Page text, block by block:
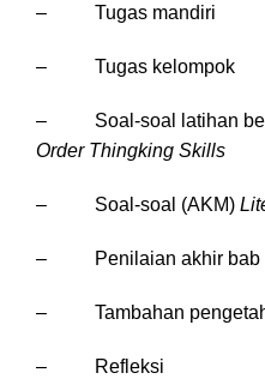
– Tugas mandiri
– Tugas kelompok
– Soal-soal latihan
Order Thingking Skills
– Soal-soal (AKM)
– Penilaian akhir bab
– Tambahan
– Refleksi